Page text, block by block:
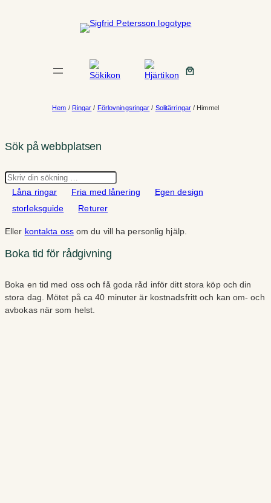
Hem / Ringar / Förlovningsringar / Solitärringar/ Himmel
Sök på webbplatsen
Sök
Låna ringar
Fria med lånering
Egen design
storleksguide
Returer
Eller kontakta ossom du vill ha personlig hjälp.
Boka tid för rådgivning
Boka en tid med oss och få goda råd inför ditt stora köp och din
stora dag. Mötet på ca 40 minuter är kostnadsfritt och kan om- och
avbokas när som helst.